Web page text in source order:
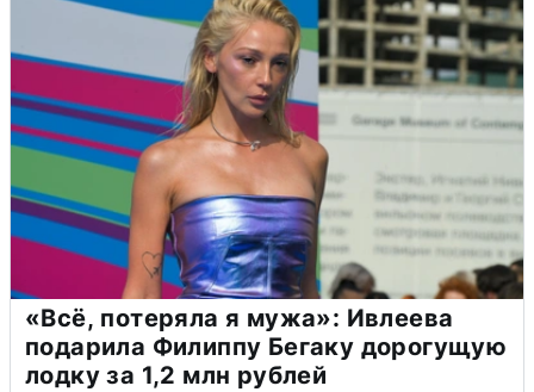
«Всё, потеряла я мужа»: Ивлеева
подарила Филиппу Бегаку дорогущую
лодку за 1,2 млн рублей